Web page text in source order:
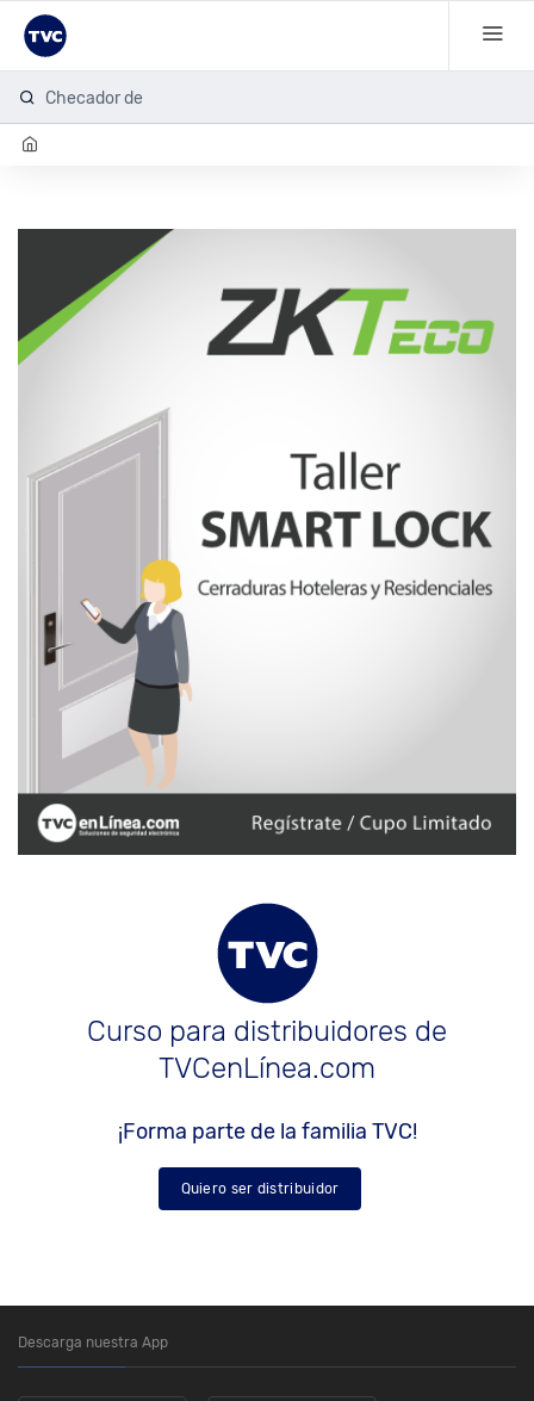
Checador de h
Curso para distribuidores de
TVCenLínea.com
¡Forma parte de la familia TVC!
Quiero ser distribuidor
Descarga nuestra App